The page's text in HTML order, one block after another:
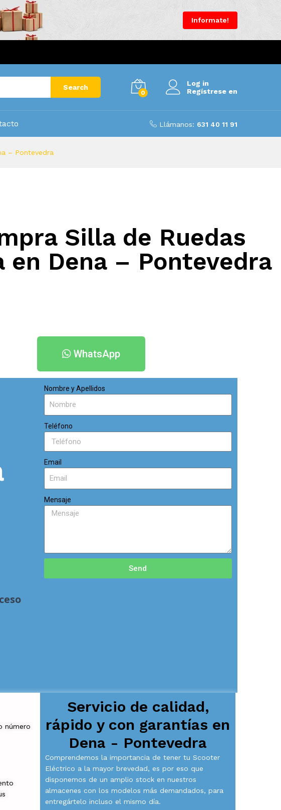
Informate!
Search
0
Log in
Regístrese en
Llámanos: 631 40 11 91
– Pontevedra
Silla de Ruedas
Dena – Pontevedra
WhatsApp
Nombre y Apellidos
Teléfono
Email
Mensaje
Send
número
Servicio de calidad,
rápido y con garantías en
Dena - Pontevedra
Comprendemos la importancia de tener tu Scooter
Eléctrico a la mayor brevedad, es por eso que
disponemos de un amplio stock en nuestros
almacenes con los modelos más demandados, para
entregártelo incluso el mismo día.